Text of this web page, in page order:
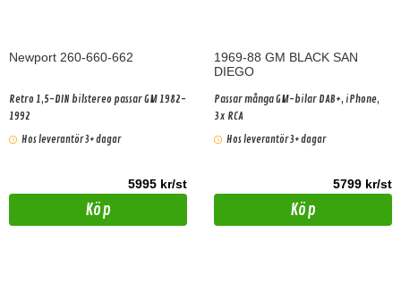
Newport 260-660-662
Retro 1,5-DIN bilstereo passar GM 1982-
1992
Hos leverantör 3+ dagar
5995 kr/st
Köp
1969-88 GM BLACK SAN
DIEGO
Passar många GM-bilar DAB+, iPhone,
3x RCA
Hos leverantör 3+ dagar
5799 kr/st
Köp